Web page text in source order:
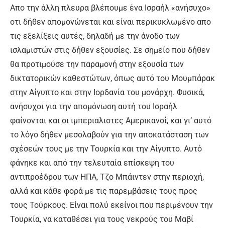
Απο την άλλη πλευρα βλέπουμε ένα Ισραήλ «ανήσυχο»
οτι δήθεν απομονώνεται και είναι περικυκλωμένο απο
τις εξελίξεις αυτές, δηλαδή με την άνοδο των
ισλαμιστών στις δήθεν εξουσίες. Σε σημείο που δήθεν
θα προτιμούσε την παραμονή στην εξουσία των
δικτατορικών καθεστώτων, όπως αυτό του Μουμπάρακ
στην Αίγυπτο και στην Ιορδανία του μονάρχη. Φυσικά,
ανήσυχοι για την απομόνωση αυτή του Ισραήλ
φαίνονται και οι ιμπεριαλιστες Αμερικανοί, και γι’ αυτό
το λόγο δήθεν μεσολαβούν για την αποκατάσταση των
σχέσεών τους με την Τουρκία και την Αίγυπτο. Αυτό
φάνηκε και από την τελευταία επίσκεψη του
αντιπροέδρου των ΗΠΑ, Τζο Μπάιντεν στην περιοχή,
αλλά και κάθε φορά με τις παρεμβάσεις τους προς
τους Τούρκους. Είναι πολύ εκείνοι που περιμένουν την
Τουρκία, να καταθέσει για τους νεκρούς του Μαβί